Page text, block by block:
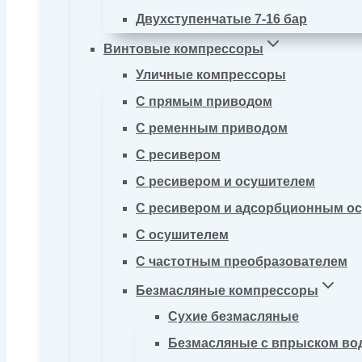
Двухступенчатые 7-16 бар
Винтовые компрессоры
Уличные компрессоры
С прямым приводом
С ременным приводом
С ресивером
С ресивером и осушителем
С ресивером и адсорбционным
С осушителем
С частотным преобразователем
Безмасляные компрессоры
Сухие безмасляные
Безмасляные с впрыском